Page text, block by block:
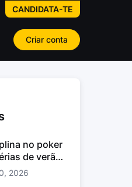
CANDIDATA-TE
Criar conta
no poker
de verão:
manter o foco
2026